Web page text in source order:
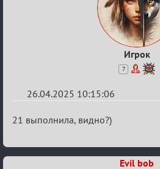
Игрок
7
26.04.2025 10:15:06
Re:
⚡Evil
21 выполнила, видно?)
Evil bob